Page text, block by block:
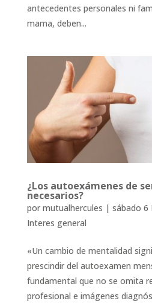
antecedentes personales ni
mama, deben...
¿Los autoexámenes de
necesarios?
por mutualhercules | sábado 6
Interes general
«Un cambio de mentalidad
prescindir del autoexamen
fundamental que no se omita
profesional e imágenes